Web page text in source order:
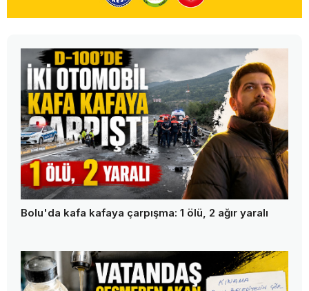
Bolu'da kafa kafaya çarpışma: 1 ölü, 2 ağır yaralı